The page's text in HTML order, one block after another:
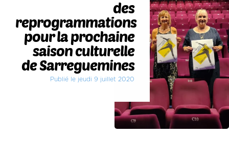
des
reprogrammations
pour la prochaine
saison culturelle
de Sarreguemines
Publié le jeudi 9 juillet 2020